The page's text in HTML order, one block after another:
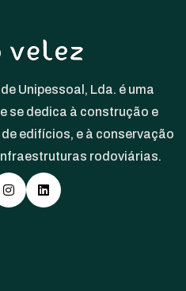
Unipessoal, Lda. é uma
se dedica à construção e
edifícios, e à conservação
rodoviárias.